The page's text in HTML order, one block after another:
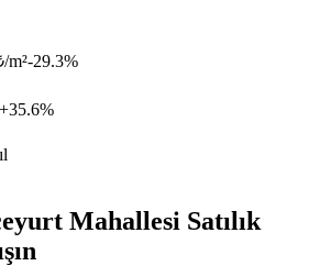
m²-29.3%
+35.6%
Mahallesi Satılık